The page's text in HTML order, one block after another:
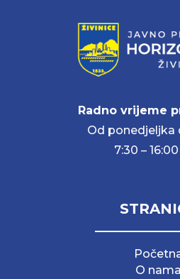
Radno vrijeme
Od ponedjeljka
7:30 –
O nama